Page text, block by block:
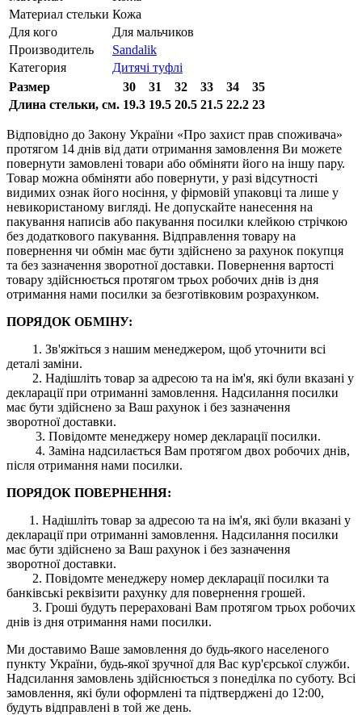
Материал стельки Кожа
Для кого
Для мальчиков
Производитель
Sandalik
Категория
Дитячі туфлі
Размер
30 31 32 33 34
35
Длина стельки, см. 19.3 19.5 20.5 21.5 22.2 23
Відповідно до Закону України «Про захист прав споживача»
протягом 14 днів від дати отримання замовлення Ви можете
повернути замовлені товари або обміняти його на іншу пару.
Товар можна обміняти або повернути, у разі відсутності
видимих ​​ознак його носіння, у фірмовій упаковці та лише у
невикористаному вигляді. Не допускайте нанесення на
пакування написів або пакування посилки клейкою стрічкою
без додаткового пакування. Відправлення товару на
повернення чи обмін має бути здійснено за рахунок покупця
та без зазначення зворотної доставки. Повернення вартості
товару здійснюється протягом трьох робочих днів із дня
отримання нами посилки за безготівковим розрахунком.
ПОРЯДОК ОБМІНУ:
1. Зв'яжіться з нашим менеджером, щоб уточнити всі
деталі заміни.
2. Надішліть товар за адресою та на ім'я, які були вказані у
декларації при отриманні замовлення. Надсилання посилки
має бути здійснено за Ваш рахунок і без зазначення
зворотної доставки.
3. Повідомте менеджеру номер декларації посилки.
4. Заміна надсилається Вам протягом двох робочих днів,
після отримання нами посилки.
ПОРЯДОК ПОВЕРНЕННЯ:
1. Надішліть товар за адресою та на ім'я, які були вказані у
декларації при отриманні замовлення. Надсилання посилки
має бути здійснено за Ваш рахунок і без зазначення
зворотної доставки.
2. Повідомте менеджеру номер декларації посилки та
банківські реквізити рахунку для повернення грошей.
3. Гроші будуть перераховані Вам протягом трьох робочих
днів із дня отримання нами посилки.
Ми доставимо Ваше замовлення до будь-якого населеного
пункту України, будь-якої зручної для Вас кур'єрської служби.
Надсилання замовлень здійснюється з понеділка по суботу. Всі
замовлення, які були оформлені та підтверджені до 12:00,
будуть відправлені в той же день.